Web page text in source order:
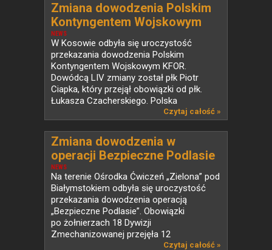
NEWS
Zmiana dowodzenia Polskim
Kontyngentem Wojskowym
KFOR w Kosowie
W Kosowie odbyła się uroczystość
przekazania dowodzenia Polskim
Kontyngentem Wojskowym KFOR.
Dowódcą LIV zmiany został płk Piotr
Ciapka, który przejął obowiązki od płk.
Łukasza Czacherskiego. Polska
Czytaj całość »
NEWS
Zmiana dowodzenia w
operacji Bezpieczne Podlasie
Na terenie Ośrodka Ćwiczeń „Zielona” pod
Białymstokiem odbyła się uroczystość
przekazania dowodzenia operacją
„Bezpieczne Podlasie”. Obowiązki
po żołnierzach 18 Dywizji
Zmechanizowanej przejęła 12
Czytaj całość »